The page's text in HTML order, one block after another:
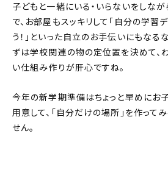
子どもと一緒にいる・いらないをしな
で、お部屋もスッキリして「自分の学習
う！」といった自立のお手伝いにもなる
ずは学校関連の物の定位置を決めて、
い仕組み作りが肝心ですね。
今年の新学期準備はちょっと早めにお
用意して、「自分だけの場所」を作って
せん。